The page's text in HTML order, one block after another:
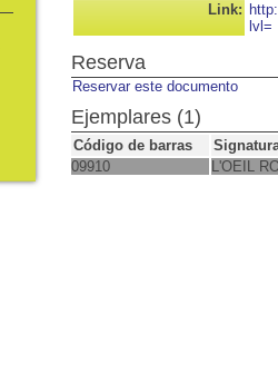
Link:
lvl=
Reserva
Reservar este documento
Ejemplares (1)
Código de barras
09910
L'OEIL